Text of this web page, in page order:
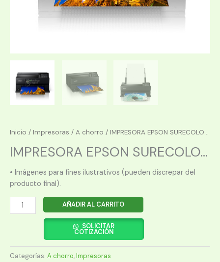
Inicio / Impresoras / A chorro / IMPRESORA EPSON SURECOLO...
IMPRESORA EPSON SURECOLO...
• Imágenes para fines ilustrativos (pueden discrepar del
producto final).
IMPRESORA
EPSON
FOTOGRAFICA
cantidad
AÑADIR AL CARRITO
SOLICITAR
COTIZACIÓN
Categorías: A chorro,Impresoras